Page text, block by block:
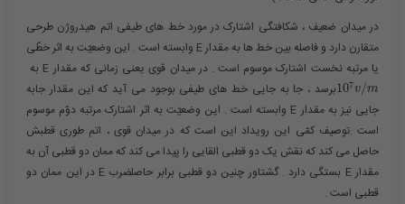
در میدان ضعیف ، شکافتگی اشتارک در مورد خط های طیفی اتم هیدروژن طرحی
متقارن دارد و فاصله بین خط ها به مقدار E وابسته است . این وضعیّت به اثر خطّی
یا مرتبه نخست اشتارک موسوم است . در میدان قوی یعنی زمانی که مقدار E به ​
107v/m
​برسد ، جا به جایی خط های طیفی بوجود می آید که این مقدار جابه
جایی نیز به مقدار E وابسته است . این وضعیّت به اثر اشتارک مرتبه دوّم موسوم
است .توصیف کمّی این رویداد این است که در میدان قوی ، اتم طوری قطبش
حاصل می کند که نقش یک دو قطبی القایی را پیدا می کند که ممان دو قطبی آن به
مقدار E بستگی دارد . گشتاور چنین دو قطبی برابر حاصلضرب E در این ممان دو
قطبی است .